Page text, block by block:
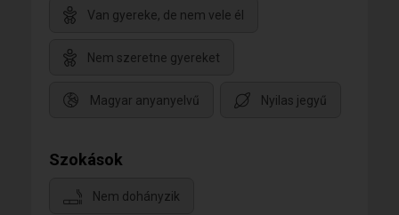
Van gyereke, de nem vele él
Nem szeretne gyereket
Magyar anyanyelvű Nyilas jegyű
Szokások
Nem dohányzik